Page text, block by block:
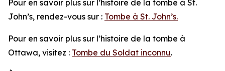
Pour en savoir plus sur l’histoire de la tombe à St.
John’s, rendez-vous sur : Tombe à St. John’s.
Pour en savoir plus sur l’histoire de la tombe à
Ottawa, visitez : Tombe du Soldat inconnu.